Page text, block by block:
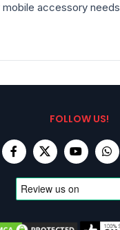
accessory needs
FOLLOW US!